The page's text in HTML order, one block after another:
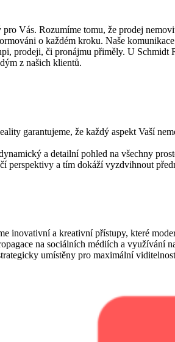
Vás. Rozumíme tomu, že prodej
o každém kroku. Naše
prodeji, či pronájmu přiměly. U
z našich klientů.
garantujeme, že každý aspekt Vaší
a detailní pohled na všechny
perspektivy a tím dokáží vyzdvihnout
a kreativní přístupy, které
na sociálních médiích a využívání
umístěny pro maximální